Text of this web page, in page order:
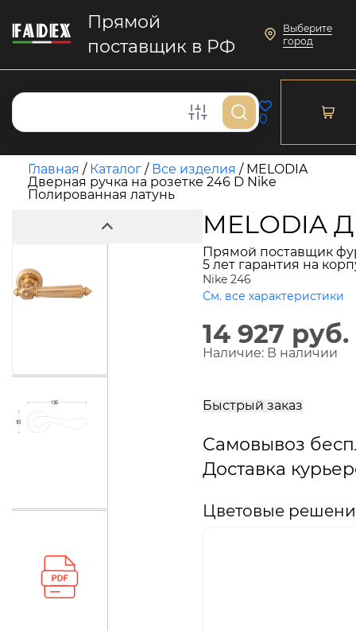
Прямой
поставщик в РФ
Выберите
город
0
Главная / Каталог / Все изделия / MELODIA
Дверная ручка на розетке 246 D Nike
Полированная латунь
MELODIA
Прямой поставщик
5 лет гарантия на
Nike 246
См. все характеристики
14 927 руб.
Наличие: В наличии
Быстрый заказ
Самовывоз
Доставка
Цветовые